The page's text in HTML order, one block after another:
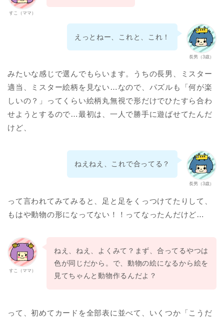
すこ（ママ）
長男（3歳）
えっとねー、これと、これ！
みたいな感じで選んでもらいます。うちの長男、ミスター
適当、ミスター絵柄を見ない…なので、パズルも「何が楽
しいの？」ってくらい絵柄丸無視で形だけでひたすら合わ
せようとするので…最初は、一人で勝手に遊ばせてたんだ
けど、
長男（3歳）
ねえねえ、これで合ってる？
って言われてみてみると、足と足をくっつけてたりして、
もはや動物の形になってない！！ってなったんだけど…
すこ（ママ）
ねえ、ねえ、よくみて？まず、合ってるやつは
色が同じだから。で、動物の絵になるから絵を
見てちゃんと動物作るんだよ？
って、初めてカードを全部表に並べて、いくつか「こうだ